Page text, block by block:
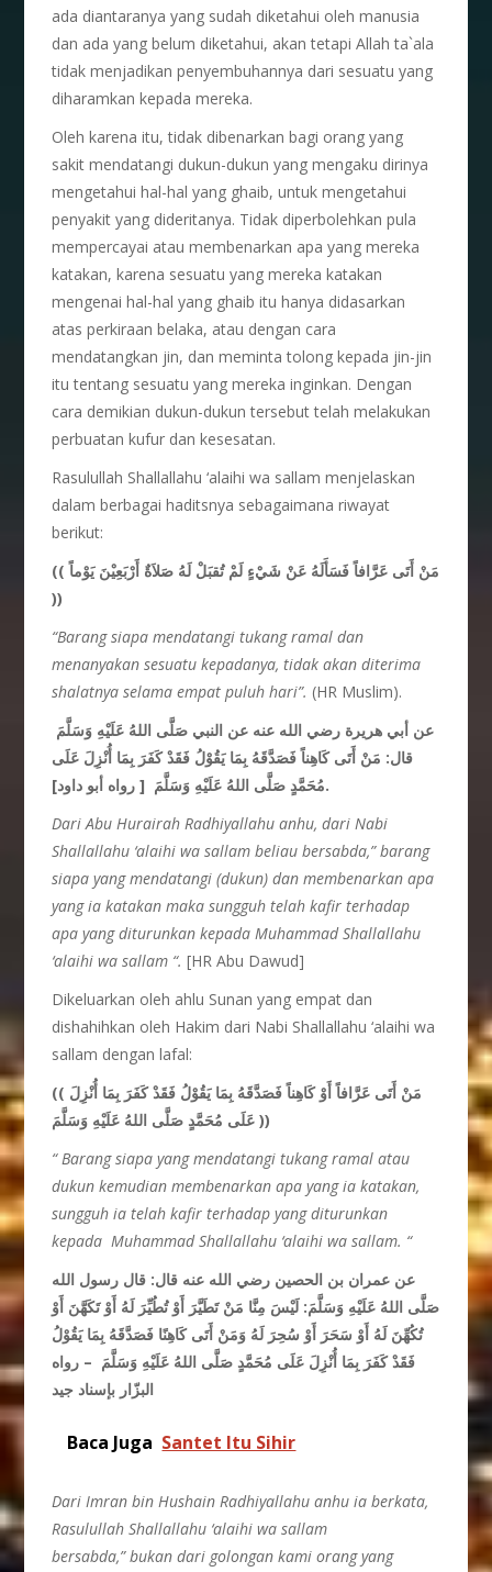
ada diantaranya yang sudah diketahui oleh manusia
dan ada yang belum diketahui, akan tetapi Allah ta`ala
tidak menjadikan penyembuhannya dari sesuatu yang
diharamkan kepada mereka.
Oleh karena itu, tidak dibenarkan bagi orang yang
sakit mendatangi dukun-dukun yang mengaku dirinya
mengetahui hal-hal yang ghaib, untuk mengetahui
penyakit yang dideritanya. Tidak diperbolehkan pula
mempercayai atau membenarkan apa yang mereka
katakan, karena sesuatu yang mereka katakan
mengenai hal-hal yang ghaib itu hanya didasarkan
atas perkiraan belaka, atau dengan cara
mendatangkan jin, dan meminta tolong kepada jin-jin
itu tentang sesuatu yang mereka inginkan. Dengan
cara demikian dukun-dukun tersebut telah melakukan
perbuatan kufur dan kesesatan.
Rasulullah Shallallahu ‘alaihi wa sallam menjelaskan
dalam berbagai haditsnya sebagaimana riwayat
berikut:
(( مَنْ أَتَى عَرَّافاً فَسَأَلَهُ عَنْ شَيْءٍ لَمْ تُقبَلْ لَهُ صَلاَةٌ أَرْبَعِيْنَ يَوْماً
))
“Barang siapa mendatangi tukang ramal dan
menanyakan sesuatu kepadanya, tidak akan diterima
shalatnya selama empat puluh hari”. (HR Muslim).
عن أبي هريرة رضي الله عنه عن النبي صَلَّى اللهُ عَلَيْهِ وَسَلَّمَ
قال: مَنْ أَتَى كَاهِناً فَصَدَّقَهُ بِمَا يَقُوْلُ فَقَدْ كَفَرَ بِمَا أُنْزِلَ عَلَى
مُحَمَّدٍ صَلَّى اللهُ عَلَيْهِ وَسَلَّمَ [ رواه أبو داود].
Dari Abu HurairahRadhiyallahu anhu, dari Nabi
Shallallahu ‘alaihi wa sallam beliau bersabda,” barang
siapa yang mendatangi (dukun) dan membenarkan apa
yang ia katakan maka sungguh telah kafir terhadap
apa yang diturunkan kepada Muhammad Shallallahu
‘alaihi wa sallam “.[HR Abu Dawud]
Dikeluarkan oleh ahlu Sunan yang empat dan
dishahihkan oleh Hakim dari Nabi Shallallahu ‘alaihi wa
sallam dengan lafal:
(( مَنْ أَتَى عَرَّافاً أَوْ كَاهِناً فَصَدَّقَهُ بِمَا يَقُوْلُ فَقَدْ كَفَرَ بِمَا أُنْزِلَ
عَلَى مُحَمَّدٍ صَلَّى اللهُ عَلَيْهِ وَسَلَّمَ ))
“Barang siapa yang mendatangi tukang ramal atau
dukun kemudian membenarkan apa yang ia katakan,
sungguh ia telah kafir terhadap yang diturunkan
kepada Muhammad Shallallahu ‘alaihi wa sallam. “
عن عمران بن الحصين رضي الله عنه قال: قال رسول الله
صَلَّى اللهُ عَلَيْهِ وَسَلَّمَ: لَيْسَ مِنَّا مَنْ تَطَيَّرَ أَوْ تُطُيِّرَ لَهُ أَوْ تَكَهَّنَ أَوْ
تُكُهِّنَ لَهُ أَوْ سَحَرَ أَوْ سُحِرَ لَهُ وَمَنْ أَتَى كَاهِنًا فَصَدَّقَهُ بِمَا يَقُوْلُ
فَقَدْ كَفَرَ بِمَا أُنْزِلَ عَلَى مُحَمَّدٍ صَلَّى اللهُ عَلَيْهِ وَسَلَّمَ – رواه
البزّار بإسناد جيد
Baca Juga Santet Itu Sihir
Dari Imran bin Hushain Radhiyallahu anhu ia berkata,
Rasulullah Shallallahu ‘alaihi wa sallam
bersabda,” bukan dari golongan kami orang yang